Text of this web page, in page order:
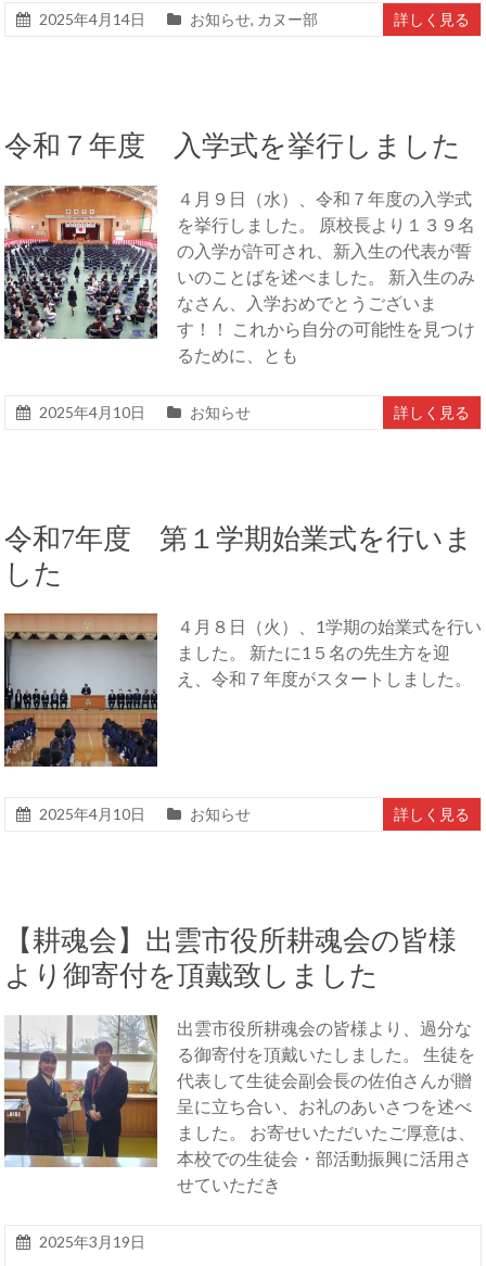
2025年4月14日 お知らせ, カヌー部 詳しく見る
令和７年度 入学式を挙行しました
４月９日（水）、令和７年度の入学式
を挙行しました。 原校長より１３９名
の入学が許可され、新入生の代表が誓
いのことばを述べました。 新入生のみ
なさん、入学おめでとうございま
す！！ これから自分の可能性を見つけ
るために、とも
2025年4月10日 お知らせ 詳しく見る
令和7年度 第１学期始業式を行いま
した
４月８日（火）、1学期の始業式を行い
ました。 新たに1５名の先生方を迎
え、令和７年度がスタートしました。
2025年4月10日 お知らせ 詳しく見る
【耕魂会】出雲市役所耕魂会の皆様
より御寄付を頂戴致しました
出雲市役所耕魂会の皆様より、過分な
る御寄付を頂戴いたしました。 生徒を
代表して生徒会副会長の佐伯さんが贈
呈に立ち合い、お礼のあいさつを述べ
ました。 お寄せいただいたご厚意は、
本校での生徒会・部活動振興に活用さ
せていただき
2025年3月19日